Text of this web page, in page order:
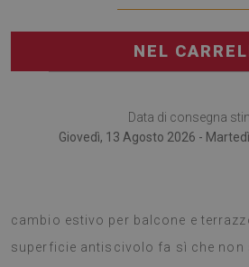
NEL
Data di consegna
Giovedì, 13 Agosto 2026 -
cambio estivo per balcone e
superficie antiscivolo fa sì che non